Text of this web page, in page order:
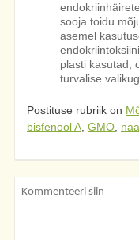
sooja toidu
asemel
plasti kasutad,
turvalise
Postituse rubriik on
bisfenool A GMO